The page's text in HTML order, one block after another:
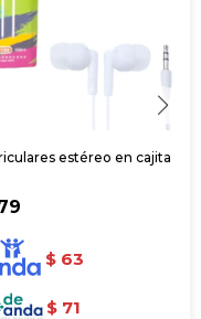
estéreo en cajita
$ 63
$ 71